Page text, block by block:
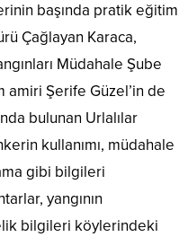
başında pratik eğitim
Çağlayan Karaca,
Müdahale Şube
amiri Şerife Güzel’in de
bulunan Urlalılar
kullanımı, müdahale
gibi bilgileri
yangının
bilgileri köylerindeki